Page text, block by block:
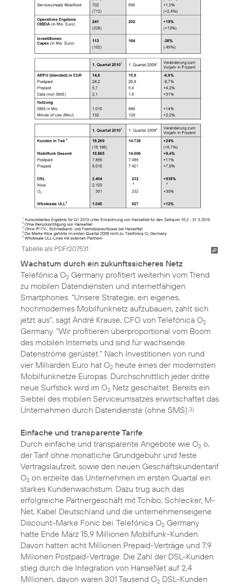
Tabelle als PDFr207531
Wachstum durch ein zukunftssicheres Netz
Telefónica O2 Germany profitiert weiterhin vom Trend
zu mobilen Datendiensten und internetfähigen
Smartphones. "Unsere Strategie, ein eigenes,
hochmodernes Mobilfunknetz aufzubauen, zahlt sich
jetzt aus", sagt André Krause, CFO von Telefónica O2
Germany. "Wir profitieren überproportional vom Boom
des mobilen Internets und sind für wachsende
Datenströme gerüstet." Nach Investitionen von rund
vier Milliarden Euro hat O2 heute eines der modernsten
Mobilfunknetze Europas. Durchschnittlich jeder dritte
neue Surfstick wird im O2 Netz geschaltet. Bereits ein
Siebtel des mobilen Serviceumsatzes erwirtschaftet das
Unternehmen durch Datendienste (ohne SMS). 3)
Einfache und transparente Tarife
Durch einfache und transparente Angebote wie O2 o,
der Tarif ohne monatliche Grundgebühr und feste
Vertragslaufzeit, sowie den neuen Geschäftskundentarif
O2 on erzielte das Unternehmen im ersten Quartal ein
starkes Kundenwachstum. Dazu trug auch das
erfolgreiche Partnergeschäft mit Tchibo, Schlecker, M-
Net, Kabel Deutschland und die unternehmenseigene
Discount-Marke Fonic bei. Telefónica O2 Germany
hatte Ende März 15,9 Millionen Mobilfunk-Kunden.
Davon hatten acht Millionen Prepaid-Verträge und 7,9
Millionen Postpaid-Verträge. Die Zahl der DSL-Kunden
stieg durch die Integration von HanseNet auf 2,4
Millionen, davon waren 301 Tausend O2 DSL-Kunden